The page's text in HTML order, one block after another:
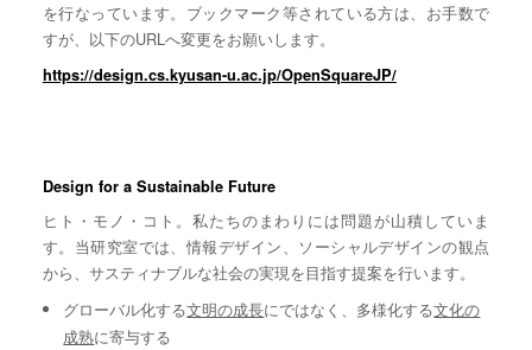
を行なっています。ブックマーク等されている方は、お手数で
すが、以下のURLへ変更をお願いします。
https://design.cs.kyusan-u.ac.jp/OpenSquareJP/
Design for a Sustainable Future
ヒト・モノ・コト。私たちのまわりには問題が山積していま
す。当研究室では、情報デザイン、ソーシャルデザインの観点
から、サスティナブルな社会の実現を目指す提案を行います。
グローバル化する文明の成長にではなく、多様化する文化の
成熟に寄与する